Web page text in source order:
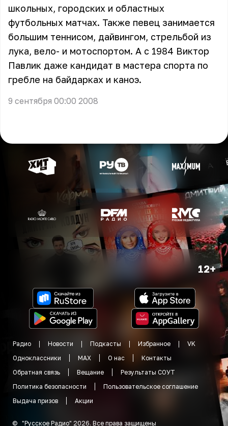
школьных, городских и областных
футбольных матчах. Также певец занимается
большим теннисом, дайвингом, стрельбой из
лука, вело- и мотоспортом. А с 1984 Виктор
Павлик даже кандидат в мастера спорта по
гребле на байдарках и каноэ.
9 сентября 00:00 2008
12+
Радио Новости Подкасты Избранное
VK
Одноклассники
MAX О нас
Контакты
Обратная связь
Вещание
Результаты СОУТ
Политика безопасности
Пользовательское соглашение
Выдача призов
Акции
© "Русское Радио" 2026. Все права защищены